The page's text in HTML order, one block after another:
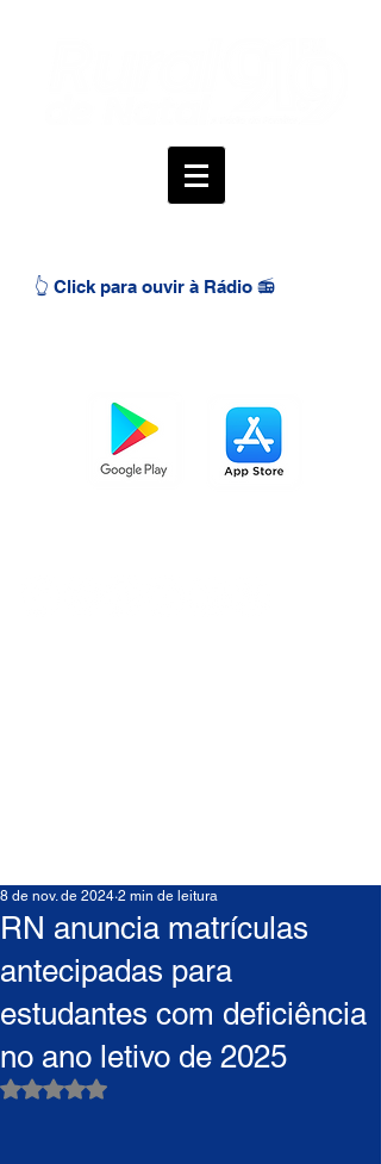
👆 Click para ouvir à Rádio 📻
RN anuncia matrículas
antecipadas para
estudantes com deficiência
no ano letivo de 2025
8 de nov. de 2024 2 min de leitura
Avaliado com NaN de 5 estrelas.